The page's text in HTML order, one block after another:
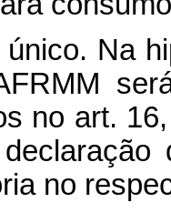
único. Na
no art.
no